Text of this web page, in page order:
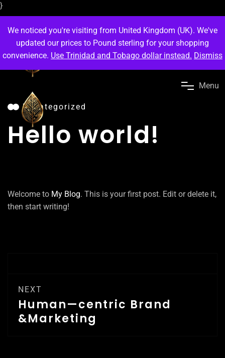
}
Menu
Uncategorized
Hello world!
Welcome to My Blog. This is your first post. Edit or delete it,
then start writing!
NEXT
Human—centric Brand
&Marketing
We noticed you're visiting from United Kingdom (UK). We've
updated our prices to Pound sterling for your shopping
convenience. Use Trinidad and Tobago dollar instead. Dismiss